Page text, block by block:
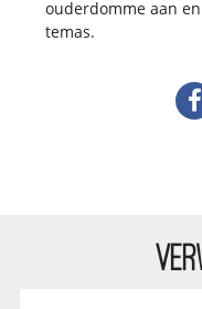
ouderdomme aan
temas.